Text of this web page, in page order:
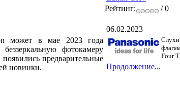
может в мае 2023 года
фотокамеру
предварительные
новинки.
Рейтинг:
/ 0
06.02.2023
Four
Продолжение...